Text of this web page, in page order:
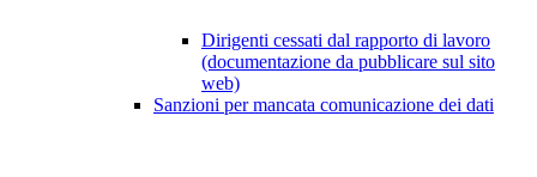
Dirigenti cessati dal rapporto di lavoro
(documentazione da pubblicare sul sito
web)
Sanzioni per mancata comunicazione dei dati